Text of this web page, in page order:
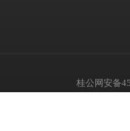
桂公网安备